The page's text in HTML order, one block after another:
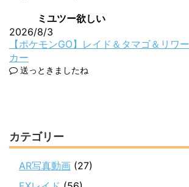
ミユツー欲しい
2026/8/3
【ポケモンGO】レイド＆タマゴ＆リワ
カー
送っときましたね
カテゴリー
AR写真動画 (27)